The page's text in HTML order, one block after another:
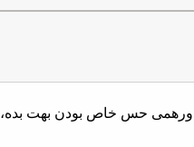
حس خاص بودن بهت بده،